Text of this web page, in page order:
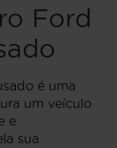
Ford
é uma
um veículo
e
sua